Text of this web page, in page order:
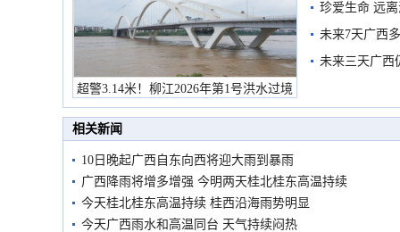
超警3.14米！柳江2026年第1号洪水过境
市民在堤岸见证汛况
珍爱生命 远
未来7天广西
未来三天广西
相关新闻
10日晚起广西自东向西将迎大雨到暴雨
广西降雨将增多增强 今明两天桂北桂东高温持续
今天桂北桂东高温持续 桂西沿海雨势明显
今天广西雨水和高温同台 天气持续闷热